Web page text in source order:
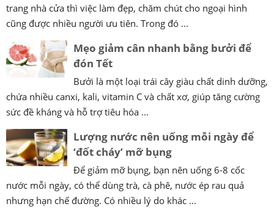
trang nhà cửa thì việc làm đẹp, chăm chút cho ngoại hình
cũng được nhiều người ưu tiên. Trong đó ...
Mẹo giảm cân nhanh bằng bưởi để
đón Tết
Bưởi là một loại trái cây giàu chất dinh dưỡng,
chứa nhiều canxi, kali, vitamin C và chất xơ, giúp tăng cường
sức đề kháng và hỗ trợ tiêu hóa ...
Lượng nước nên uống mỗi ngày để
‘đốt cháy’ mỡ bụng
Để giảm mỡ bụng, bạn nên uống 6-8 cốc
nước mỗi ngày, có thể dùng trà, cà phê, nước ép rau quả
nhưng hạn chế đường. Có nhiều lý do khác ...